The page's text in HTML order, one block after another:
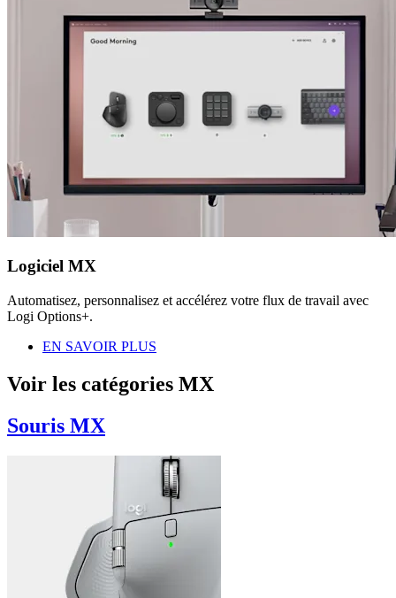
Logiciel MX
Automatisez, personnalisez et accélérez votre flux de travail avec
Logi Options+.
EN SAVOIR PLUS
Voir les catégories MX
Souris MX